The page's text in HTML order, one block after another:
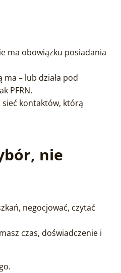
ma obowiązku posiadania
– lub działa pod
PFRN.
kontaktów, którą
nie
negocjować, czytać
czas, doświadczenie i